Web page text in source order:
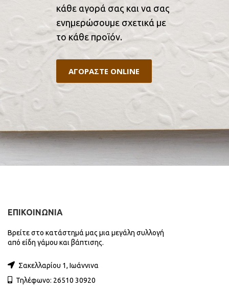
κάθε αγορά σας και να σας
ενημερώσουμε σχετικά με
το κάθε προϊόν.
ΑΓΟΡΑΣΤΕ ONLINE
ΕΠΙΚΟΙΝΩΝΙΑ
Βρείτε στο κατάστημά μας μια μεγάλη συλλογή
από είδη γάμου και βάπτισης.
Σακελλαρίου 1, Ιωάννινα
Τηλέφωνο: 26510 30920